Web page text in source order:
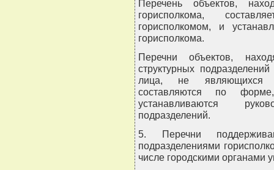
Перечень объектов,
горисполкома,
горисполкомом, и
горисполкома.
Перечни объектов,
структурных
лица, не являющихся
составляются по
устанавливаются
подразделений.
5. Перечни
подразделениями
числе городскими органами